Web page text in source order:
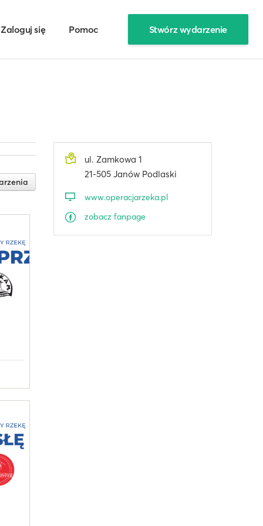
Zaloguj się Pomoc Stwórz wydarzenie
ul. Zamkowa 1
21-505 Janów Podlaski
www.operacjarzeka.pl
zobacz fanpage